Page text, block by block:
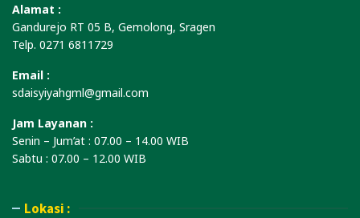
Alamat :
Gandurejo RT 05 B, Gemolong, Sragen
Telp. 0271 6811729
Email :
sdaisyiyahgml@gmail.com
Jam Layanan :
Senin – Jum’at : 07.00 – 14.00 WIB
Sabtu : 07.00 – 12.00 WIB
Lokasi :